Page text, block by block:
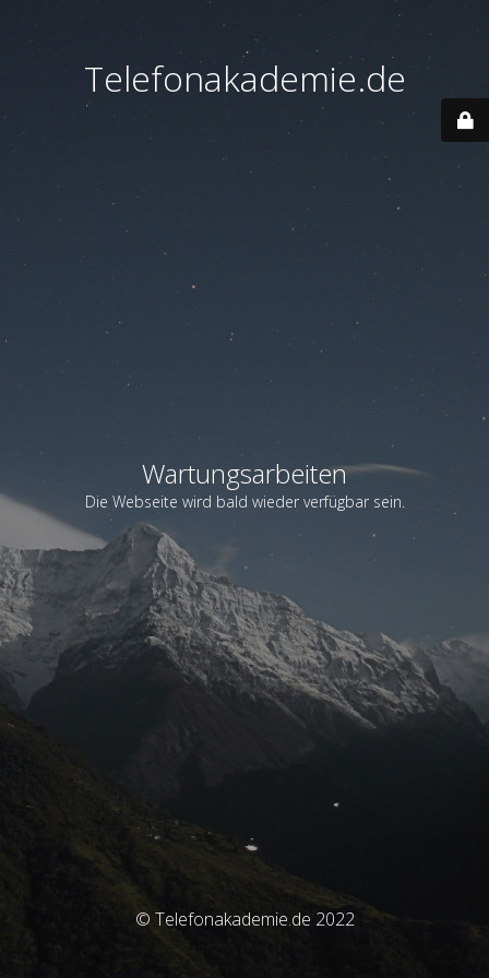
Telefonakademie.de
Wartungsarbeiten
Die Webseite wird bald wieder verfügbar sein.
© Telefonakademie.de 2022